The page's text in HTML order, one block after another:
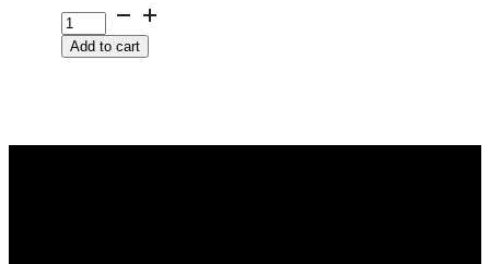
G225/45R17
91H
FR
Add to cart